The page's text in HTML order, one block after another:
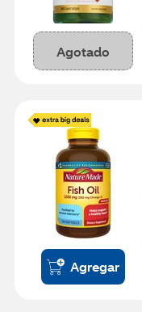
Agotado
Agregar